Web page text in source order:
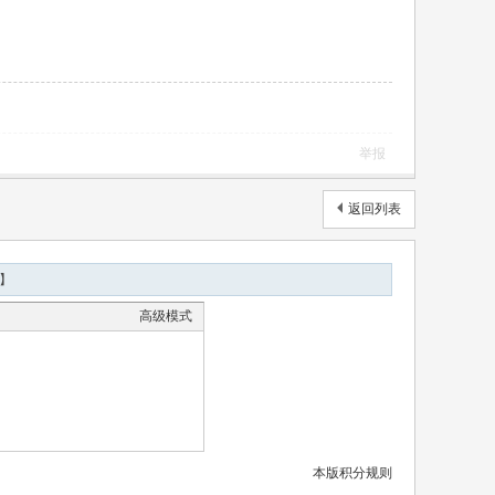
举报
返回列表
高级模式
本版积分规则